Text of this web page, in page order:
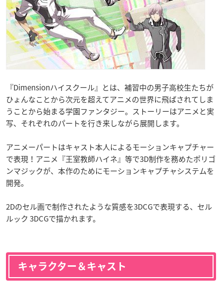
『Dimensionハイスクール』とは、補習中の男子高校生たちが
ひょんなことから次元を超えてアニメの世界に飛ばされてしま
うことから始まる学園ファンタジー。ストーリーはアニメと実
写、それぞれのパートを行き来しながら展開します。
アニメーパートはキャスト本人によるモーションキャプチャー
で表現！アニメ『王室教師ハイネ』等で3D制作を務めたポリゴ
ンマジックが、本作のためにモーションキャプチャシステムを
開発。
2Dのセル画で制作されたような質感を3DCGで表現する、セル
ルック 3DCGで描かれます。
キャラクター＆キャスト